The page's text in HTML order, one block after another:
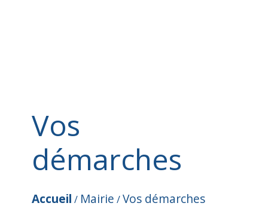
Vos
démarches
Accueil / Mairie /Vos démarches